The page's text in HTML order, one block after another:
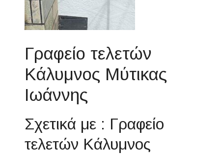
Γραφείο τελετών
Κάλυμνος Μύτικας
Ιωάννης
Σχετικά με : Γραφείο
τελετών Κάλυμνος